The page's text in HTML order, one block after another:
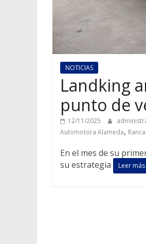
NOTICIAS
Landking
punto de
12/11/2025
Automotora Alameda,
En el mes de su
su estrategia
Leer más